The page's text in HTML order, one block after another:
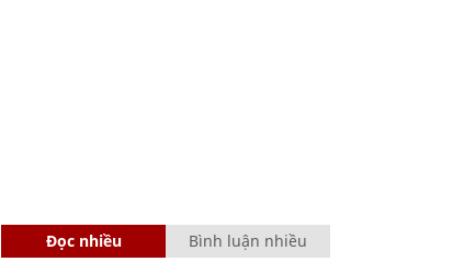
Đọc nhiều Bình luận nhiều